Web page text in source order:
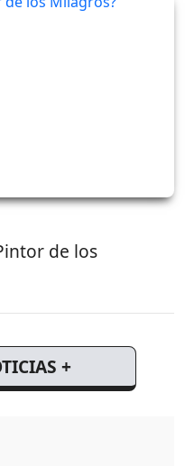
de los
+